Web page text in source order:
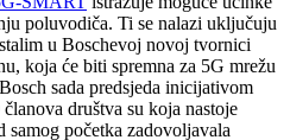
poluvodiča. Ti se nalazi uključuju
u Boschevoj novoj tvornici
koja će biti spremna za 5G mrežu
sada predsjeda inicijativom
društva su koja nastoje
početka zadovoljavala